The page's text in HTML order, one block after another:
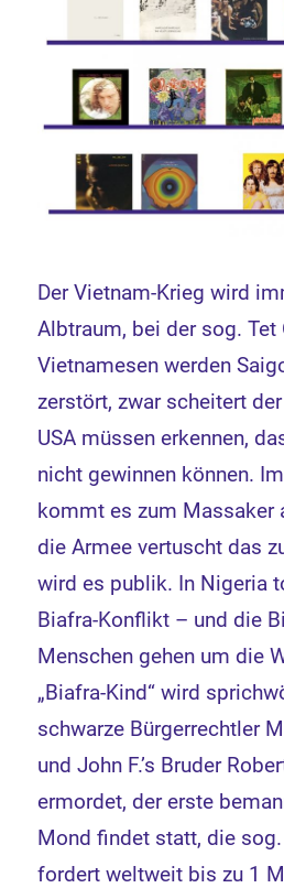
Der Vietnam-Krieg wird
Albtraum, bei der sog.
Vietnamesen werden
zerstört, zwar scheitert
USA müssen erkennen,
nicht gewinnen können.
kommt es zum Massaker
die Armee vertuscht das
wird es publik. In Nigeria
Biafra-Konflikt – und die
Menschen gehen um die
„Biafra-Kind“ wird
schwarze Bürgerrechtler
und John F.’s Bruder
ermordet, der erste
Mond findet statt, die
fordert weltweit bis zu 1